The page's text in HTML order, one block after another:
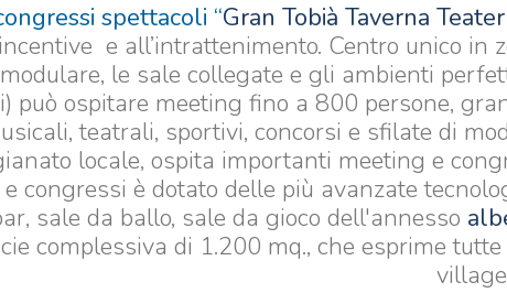
spettacoli “Gran Tobià Taverna
e all’intrattenimento. Centro unico
le sale collegate e gli ambienti
può ospitare meeting fino a 800 persone,
teatrali, sportivi, concorsi e sfilate di
locale, ospita importanti meeting e
congressi è dotato delle più avanzate
sale da ballo, sale da gioco dell'annesso
complessiva di 1.200 mq., che esprime